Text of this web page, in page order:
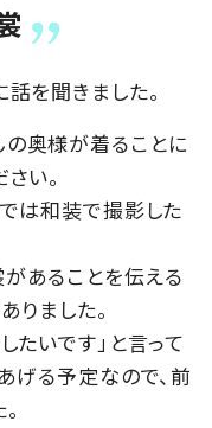
を聞きました。
奥様が着ることに
い。
は和装で撮影した
あることを伝える
りました。
たいです」と言って
げる予定なので、前